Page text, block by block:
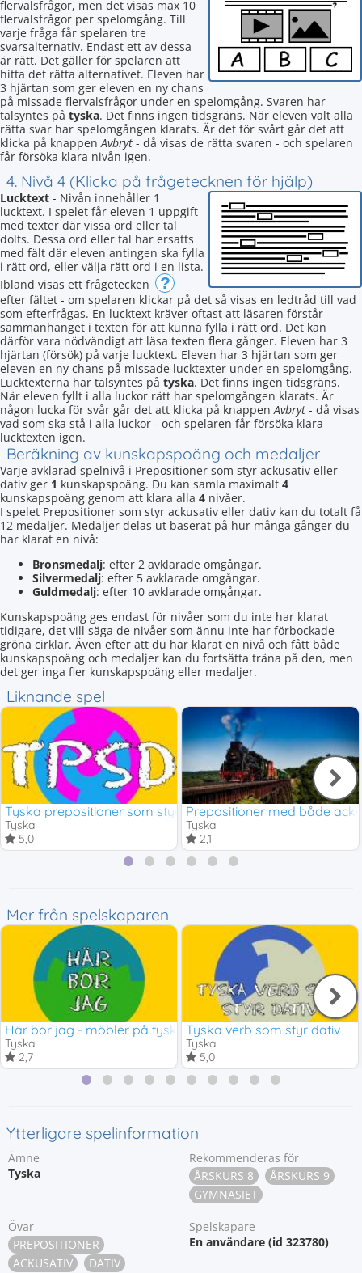
flervalsfrågor, men det visas max 10
flervalsfrågor per spelomgång. Till
varje fråga får spelaren tre
svarsalternativ. Endast ett av dessa
är rätt. Det gäller för spelaren att
hitta det rätta alternativet. Eleven har
3 hjärtan som ger eleven en ny chans
på missade flervalsfrågor under en spelomgång. Svaren har
talsyntes på tyska. Det finns ingen tidsgräns. När eleven valt alla
rätta svar har spelomgången klarats. Är det för svårt går det att
klicka på knappenAvbryt - då visas de rätta svaren - och spelaren
får försöka klara nivån igen.
4. Nivå 4 (Klicka på frågetecknen för hjälp)
Lucktext - Nivån innehåller 1
lucktext. I spelet får eleven 1 uppgift
med texter där vissa ord eller tal
dolts. Dessa ord eller tal har ersatts
med fält där eleven antingen ska fylla
i rätt ord, eller välja rätt ord i en lista.
Ibland visas ett frågetecken
?
efter fältet - om spelaren klickar på det så visas en ledtråd till vad
som efterfrågas. En lucktext kräver oftast att läsaren förstår
sammanhanget i texten för att kunna fylla i rätt ord. Det kan
därför vara nödvändigt att läsa texten flera gånger. Eleven har 3
hjärtan (försök) på varje lucktext. Eleven har 3 hjärtan som ger
eleven en ny chans på missade lucktexter under en spelomgång.
Lucktexterna har talsyntes på tyska. Det finns ingen tidsgräns.
När eleven fyllt i alla luckor rätt har spelomgången klarats. Är
någon lucka för svår går det att klicka på knappenAvbryt - då visas
vad som ska stå i alla luckor - och spelaren får försöka klara
lucktexten igen.
Beräkning av kunskapspoäng och medaljer
Varje avklarad spelnivå i Prepositioner som styr ackusativ eller
dativ ger 1 kunskapspoäng. Du kan samla maximalt 4
kunskapspoäng genom att klara alla 4 nivåer.
I spelet Prepositioner som styr ackusativ eller dativ kan du totalt få
12 medaljer. Medaljer delas ut baserat på hur många gånger du
har klarat en nivå:
Bronsmedalj: efter 2 avklarade omgångar.
Silvermedalj: efter 5 avklarade omgångar.
Guldmedalj: efter 10 avklarade omgångar.
Kunskapspoäng ges endast för nivåer som du inte har klarat
tidigare, det vill säga de nivåer som ännu inte har förbockade
gröna cirklar. Även efter att du har klarat en nivå och fått både
kunskapspoäng och medaljer kan du fortsätta träna på den, men
det ger inga fler kunskapspoäng eller medaljer.
Liknande spel
Tyska prepositioner som styr dativ
Tyska
5,0
Prepositioner med både
Tyska
2,1
Mer från spelskaparen
Här bor jag - möbler på tyska
Tyska
2,7
Tyska verb som styr dativ
Tyska
5,0
Ytterligare spelinformation
Ämne
Tyska
Rekommenderas för
ÅRSKURS 8
ÅRSKURS 9
GYMNASIET
Övar
PREPOSITIONER
ACKUSATIV
DATIV
Spelskapare
En användare (id 323780)